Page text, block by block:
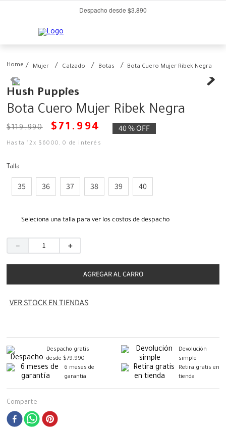
Despacho desde $3.890
Mujer Calzado Botas Bota Cuero Mujer Ribek Negra
Hush Puppies
Bota Cuero Mujer Ribek Negra
$119.990 $ 71 . 994 40 %OFF
Hasta12 x $ 6000 ,0 de interés
Talla
35 36 37 38 39 40
Seleciona una talla para ver los costos de despacho
＋
－
AGREGAR AL CARRO
VER STOCK EN TIENDAS
Despacho gratis
desde $79.990
Devolución
simple
6 meses de
garantía
Retira gratis en
tienda
Comparte